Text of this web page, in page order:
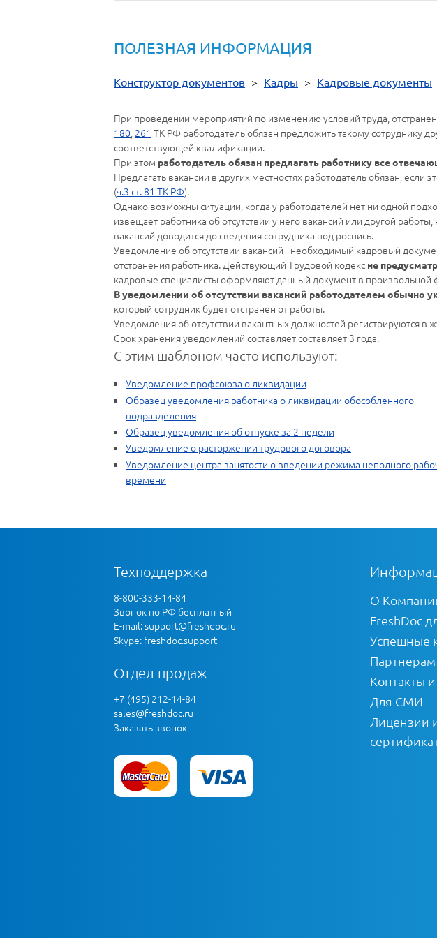
ПОЛЕЗНАЯ ИНФОРМАЦИЯ
Конструктор документов > Кадры > Кадровые документы
При проведении мероприятий по изменению условий труда,
180, 261 ТК РФ работодатель обязан предложить такому сотруднику
соответствующей квалификации.
При этом работодатель обязан предлагать работнику все
Предлагать вакансии в других местностях работодатель обязан,
(ч.3 ст. 81 ТК РФ).
Однако возможны ситуации, когда у работодателей нет ни одной
извещает работника об отсутствии у него вакансий или другой
вакансий доводится до сведения сотрудника под роспись.
Уведомление об отсутствии вакансий - необходимый кадровый
отстранения работника. Действующий Трудовой кодекс не
кадровые специалисты оформляют данный документ в произвольной
В уведомлении об отсутствии вакансий работодателем обычно
который сотрудник будет отстранен от работы.
Уведомления об отсутствии вакантных должностей регистрируются в
Срок хранения уведомлений составляет составляет 3 года.
С этим шаблоном часто используют:
Уведомление профсоюза о ликвидации
Образец уведомления работника о ликвидации обособленного
подразделения
Образец уведомления об отпуске за 2 недели
Уведомление о расторжении трудового договора
Уведомление центра занятости о введении режима неполного
времени
Техподдержка
8-800-333-14-84
Звонок по РФ бесплатный
E-mail:support@freshdoc.ru
Skype: freshdoc.support
Отдел продаж
+7 (495) 212-14-84
sales@freshdoc.ru
Заказать звонок
О
FreshDoc
Успешные
Партнерам
Контакты
Для СМИ
Лицензии